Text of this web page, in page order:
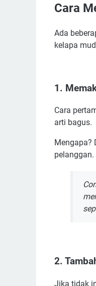
2.
4.
5.
Ide
Nama-
Cara
Ada
kelapa
1.
Cara
arti bagus.
Mengapa?
pelanggan.
2.
Jika tidak